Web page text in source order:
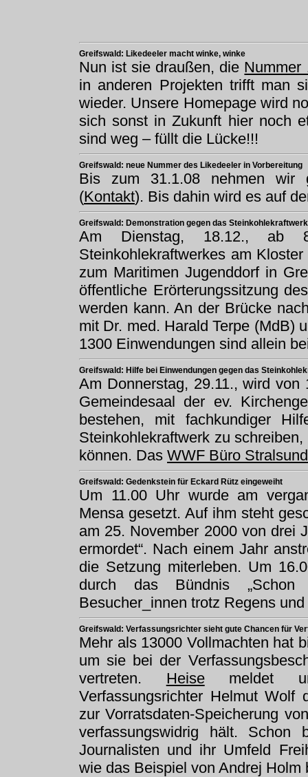
Greifswald: Likedeeler macht winke, winke
Nun ist sie draußen, die Nummer
in anderen Projekten trifft man
wieder. Unsere Homepage wird
sich sonst in Zukunft hier noch
sind weg – füllt die Lücke!!!
Greifswald: neue Nummer des Likedeeler in Vorbereitung
Bis zum 31.1.08 nehmen wir
(Kontakt). Bis dahin wird es auf
Greifswald: Demonstration gegen das
Am Dienstag, 18.12., ab
Steinkohlekraftwerkes am
zum Maritimen Jugenddorf in
öffentliche Erörterungssitzung
werden kann. An der Brücke
mit Dr. med. Harald Terpe (MdB)
1300 Einwendungen sind allein
Greifswald: Hilfe bei Einwendungen gegen das
Am Donnerstag, 29.11., wird
Gemeindesaal der ev.
bestehen, mit fachkundiger
Steinkohlekraftwerk zu
können. Das WWF Büro Stralsund
Greifswald: Gedenkstein für Eckard Rütz eingeweiht
Um 11.00 Uhr wurde am
Mensa gesetzt. Auf ihm steht
am 25. November 2000 von drei
ermordet“. Nach einem Jahr
die Setzung miterleben. Um
durch das Bündnis
Besucher_innen trotz Regens
Greifswald: Verfassungsrichter sieht gute Chancen für
Mehr als 13000 Vollmachten hat
um sie bei der
vertreten. Heisemeldet
Verfassungsrichter Helmut Wolf
zur Vorratsdaten-Speicherung
verfassungswidrig hält.
Journalisten und ihr Umfeld
wie das Beispiel von Andrej